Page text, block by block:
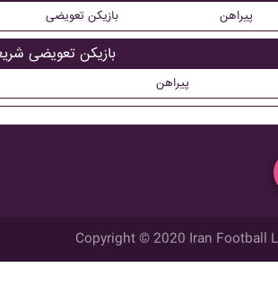
بازیکن تعویضی پیراهن
بازیکن تعویضی
پیراهن
Copyright © 2020 Iran Football